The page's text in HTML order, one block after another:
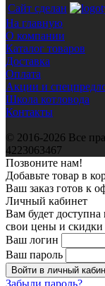
Сайт сделан
На главную
О компании
Каталог товаров
Доставка
Оплата
Акции и
Школа котловода
Контакты
© 2016-2026 Все
4223063467
Позвоните нам!
Добавьте товар в
Ваш заказ готов к
Личный кабинет
Вам будет доступна
свои цены и скидки
Ваш логин
Ваш пароль
Войти в личный
Забыли пароль?